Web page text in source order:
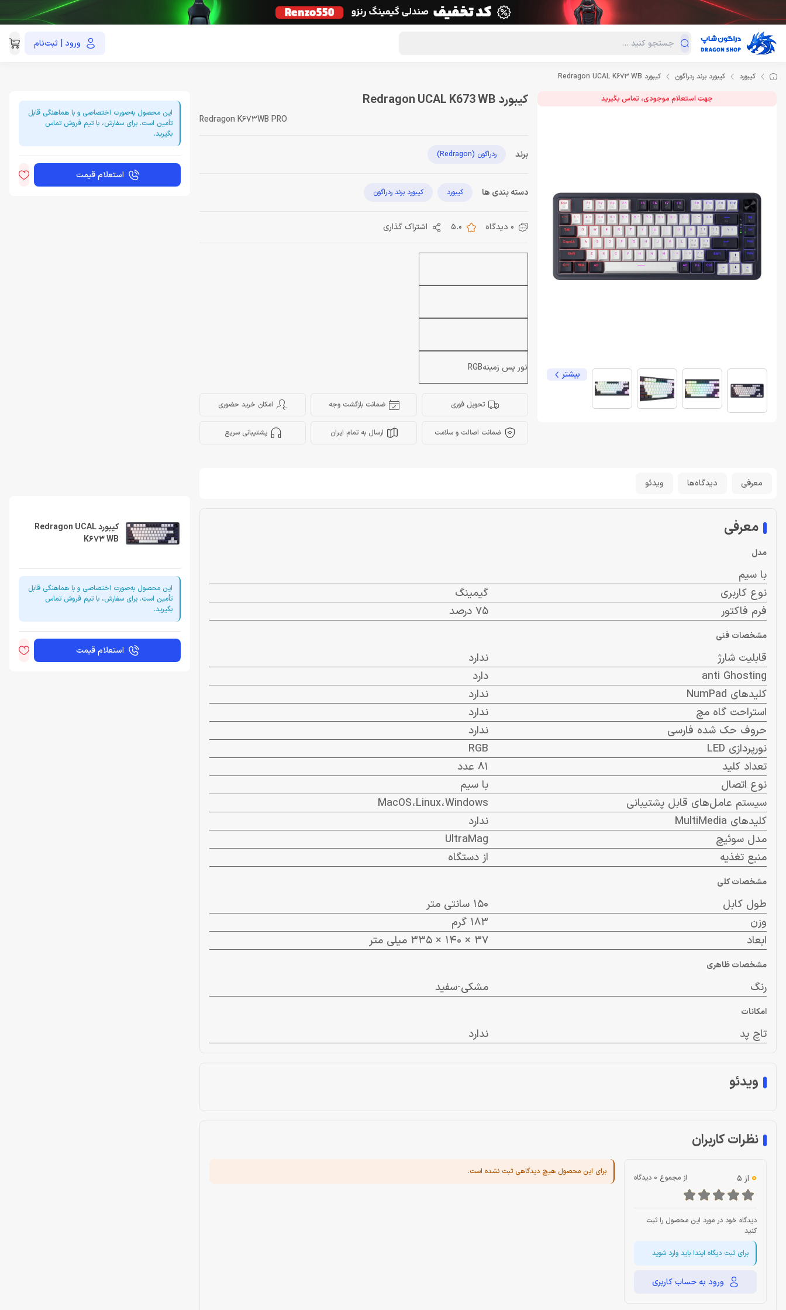
ورود | ثبت‌نام دسته‌بندی محصولات فروش ویژه 021-91035390
کیبورد کیبورد برند ردراگون کیبورد Redragon UCAL K673 WB
جهت استعلام موجودی، تماس بگیرید
بیشتر
کیبورد Redragon UCAL K673 WB
Redragon K673WB PRO
برند ردراگون (Redragon)
دسته بندی ها کیبورد کیبورد برند ردراگون
0 دیدگاه 5.0 اشتراک گذاری
نور پس زمینهRGB
تحویل فوری ضمانت بازگشت وجه امکان خرید حضوری
ضمانت اصالت و سلامت ارسال به تمام ایران پشتیبانی سریع
این محصول به‌صورت اختصاصی و با هماهنگی قابل
تأمین است. برای سفارش، با تیم فروش تماس
بگیرید.
استعلام قیمت
معرفی دیدگاه‌ها ویدئو
معرفی
مدل
با سیم
نوع کاربری
گیمینگ
فرم فاکتور
75 درصد
مشخصات فنی
قابلیت شارژ
ندارد
anti Ghosting
دارد
کلیدهای NumPad
ندارد
استراحت گاه مچ
ندارد
حروف حک شده فارسی
ندارد
نورپردازی LED
RGB
تعداد کلید
81 عدد
نوع اتصال
با سیم
سیستم عامل‌های قابل پشتیبانی
MacOS، Linux، Windows
کلیدهای MultiMedia
ندارد
مدل سوئیچ
UltraMag
منبع تغذیه
از دستگاه
مشخصات کلی
طول کابل
150 سانتی متر
وزن
183 گرم
ابعاد
37 × 140 × 335 میلی متر
مشخصات ظاهری
رنگ مشکی-سفید
امکانات
تاچ پد ندارد
ویدئو
نظرات کاربران
0 از 5 از مجموع 0 دیدگاه
دیدگاه خود در مورد این محصول را ثبت
کنید
برای ثبت دیگاه ایندا باید وارد شوید
ورود به حساب کاربری
برای این محصول هیچ دیدگاهی ثبت نشده است.
کیبورد Redragon UCAL
K673 WB
این محصول به‌صورت اختصاصی و با هماهنگی قابل
تأمین است. برای سفارش، با تیم فروش تماس
بگیرید.
استعلام قیمت